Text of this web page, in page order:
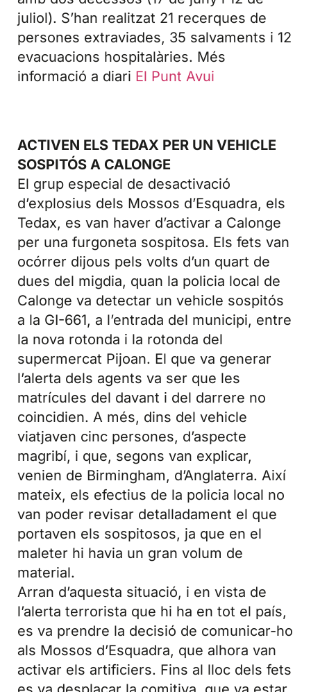
juliol). S’han realitzat 21 recerques de
persones extraviades, 35 salvaments i 12
evacuacions hospitalàries. Més
informació a diari El Punt Avui
ACTIVEN ELS TEDAX PER UN VEHICLE
SOSPITÓS A CALONGE
El grup especial de desactivació
d’explosius dels Mossos d’Esquadra, els
Tedax, es van haver d’activar a Calonge
per una furgoneta sospitosa. Els fets van
ocórrer dijous pels volts d’un quart de
dues del migdia, quan la policia local de
Calonge va detectar un vehicle sospitós
a la GI-661, a l’entrada del municipi, entre
la nova rotonda i la rotonda del
supermercat Pijoan. El que va generar
l’alerta dels agents va ser que les
matrícules del davant i del darrere no
coincidien. A més, dins del vehicle
viatjaven cinc persones, d’aspecte
magribí, i que, segons van explicar,
venien de Birmingham, d’Anglaterra. Així
mateix, els efectius de la policia local no
van poder revisar detalladament el que
portaven els sospitosos, ja que en el
maleter hi havia un gran volum de
material.
Arran d’aquesta situació, i en vista de
l’alerta terrorista que hi ha en tot el país,
es va prendre la decisió de comunicar-ho
als Mossos d’Esquadra, que alhora van
activar els artificiers. Fins al lloc dels fets